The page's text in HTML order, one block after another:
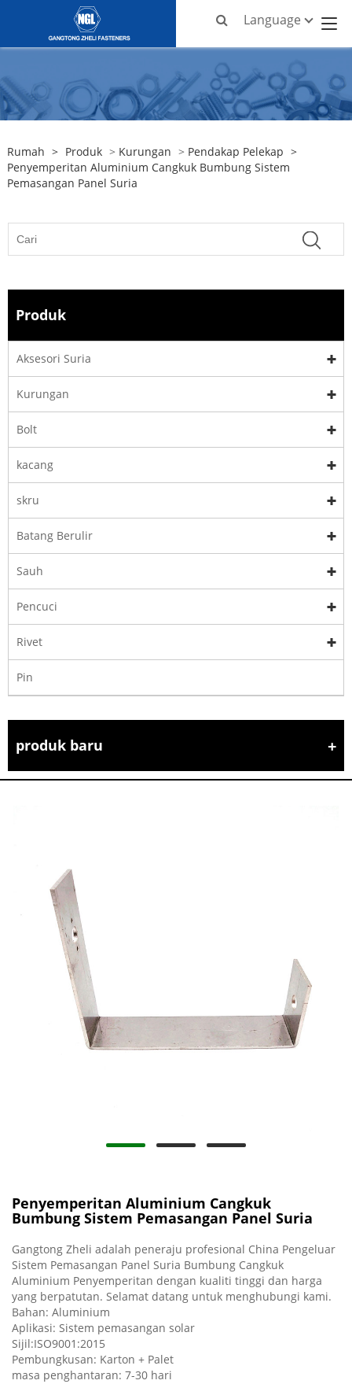
Language
Rumah > Produk > Kurungan > Pendakap Pelekap >
Penyemperitan Aluminium Cangkuk Bumbung Sistem
Pemasangan Panel Suria
Produk
Aksesori Suria
Kurungan
Bolt
kacang
skru
Batang Berulir
Sauh
Pencuci
Rivet
Pin
produk baru
Penyemperitan Aluminium Cangkuk
Bumbung Sistem Pemasangan Panel Suria
Gangtong Zheli adalah peneraju profesional China Pengeluar
Sistem Pemasangan Panel Suria Bumbung Cangkuk
Aluminium Penyemperitan dengan kualiti tinggi dan harga
yang berpatutan. Selamat datang untuk menghubungi kami.
Bahan: Aluminium
Aplikasi: Sistem pemasangan solar
Sijil:ISO9001:2015
Pembungkusan: Karton + Palet
masa penghantaran: 7-30 hari